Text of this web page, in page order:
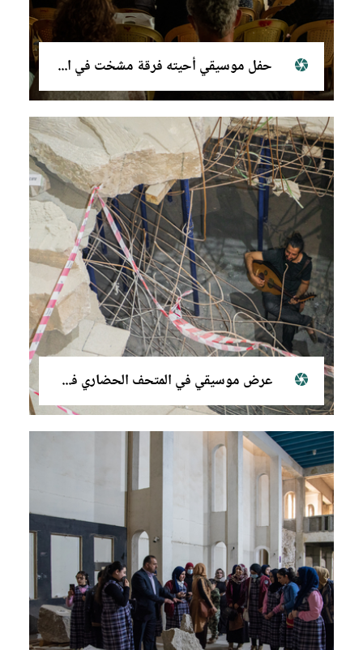
حفل موسيقي أحيته فرقة مشخت في المتحف الحضاري في الموصل، ٣٠ تشرين الأول (أكتوبر) ٢٠٢١
عرض موسيقي في المتحف الحضاري في الموصل